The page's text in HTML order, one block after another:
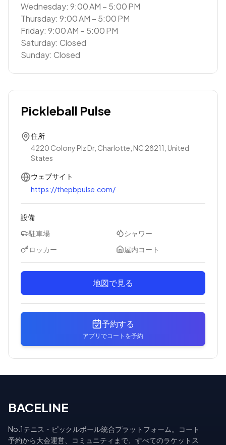
Wednesday: 9:00 AM – 5:00 PM
Thursday: 9:00 AM – 5:00 PM
Friday: 9:00 AM – 5:00 PM
Saturday: Closed
Sunday: Closed
Pickleball Pulse
住所
4220 Colony Plz Dr, Charlotte, NC 28211, United
States
ウェブサイト
https://thepbpulse.com/
設備
駐車場
シャワー
ロッカー
屋内コート
地図で見る
予約する
アプリでコートを予約
BACELINE
No.1テニス・ピックルボール統合プラットフォーム。コート
予約から大会運営、コミュニティまで、すべてのラケットス